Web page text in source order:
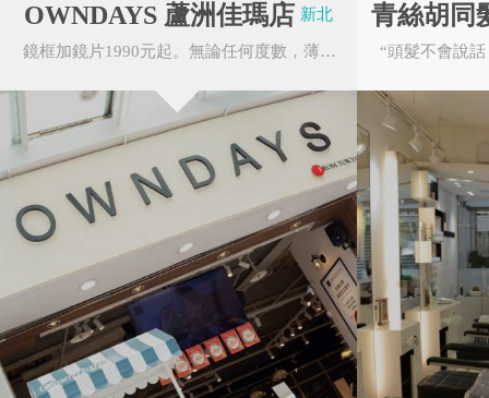
金門民宿旅遊發展
協會
台北市重南書街促
進會
構想及規 劃，國 內
總監林懷民及新港文
多；閩南式風格的
心傑作，亭台閣樓，
OWNDAYS 蘆洲佳瑪店 新北
鏡框加鏡片1990元起。無論任何度數，薄型非球面鏡片無需任何追加費用。OWNDAYS的眼鏡皆由本公
青絲胡同